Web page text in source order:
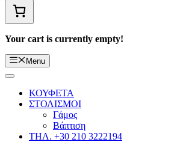
Your cart is currently empty!
Menu
ΚΟΥΦΕΤΑ
ΣΤΟΛΙΣΜΟΙ
Γάμος
Βάπτιση
ΤΗΛ. +30 210 3222194